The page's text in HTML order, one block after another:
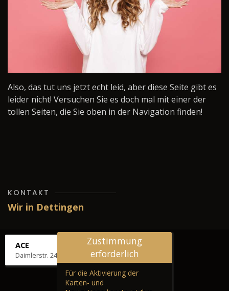
Also, das tut uns jetzt echt leid, aber diese Seite gibt es
leider nicht! Versuchen Sie es doch mal mit einer der
tollen Seiten, die Sie oben in der Navigation finden!
KONTAKT
Wir in Dettingen
ACE
Daimlerstr. 24, 72581 Dettingen
Zustimmung
erforderlich
Für die Aktivierung der
Karten- und